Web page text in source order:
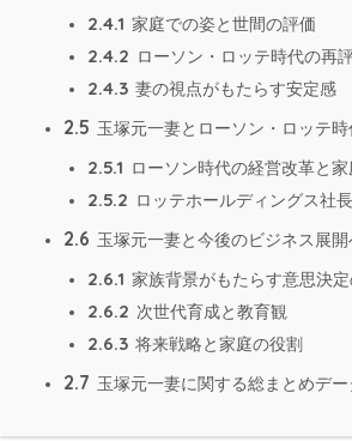
2.4.1 家庭での姿と世間の評価
2.4.2 ローソン・ロッテ時代の再
2.4.3 妻の視点がもたらす安定感
2.5 玉塚元一妻とローソン・ロッテ
2.5.1 ローソン時代の経営改革と家
2.5.2 ロッテホールディングス社
2.6 玉塚元一妻と今後のビジネス展
2.6.1 家族背景がもたらす意思決
2.6.2 次世代育成と教育観
2.6.3 将来戦略と家庭の役割
2.7 玉塚元一妻に関する総まとめデー